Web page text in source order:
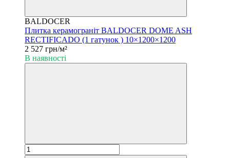
BALDOCER
Плитка керамограніт BALDOCER DOME ASH
RECTIFICADO (1 гатунок ) 10×1200×1200
2 527 грн/м²
В наявності